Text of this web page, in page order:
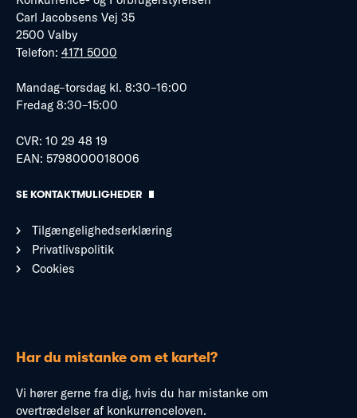
Carl Jacobsens Vej 35
2500 Valby
Telefon: 4171 5000
Mandag–torsdag kl. 8:30–16:00
Fredag 8:30–15:00
CVR: 10 29 48 19
EAN: 5798000018006
SE KONTAKTMULIGHEDER
Tilgængelighedserklæring
Privatlivspolitik
Cookies
Har du mistanke om et kartel?
Vi hører gerne fra dig, hvis du har mistanke om
overtrædelser af konkurrenceloven.